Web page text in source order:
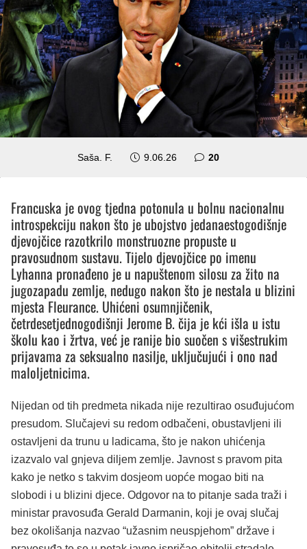
Saša. F. 9.06.26 20komentara
Francuska je ovog tjedna potonula u bolnu nacionalnu
introspekciju nakon što je ubojstvo jedanaestogodišnje
djevojčice razotkrilo monstruozne propuste u
pravosudnom sustavu. Tijelo djevojčice po imenu
Lyhanna pronađeno je u napuštenom silosu za žito na
jugozapadu zemlje, nedugo nakon što je nestala u blizini
mjesta Fleurance. Uhićeni osumnjičenik,
četrdesetjednogodišnji Jerome B. čija je kći išla u istu
školu kao i žrtva, već je ranije bio suočen s višestrukim
prijavama za seksualno nasilje, uključujući i ono nad
maloljetnicima.
Nijedan od tih predmeta nikada nije rezultirao osuđujućom
presudom. Slučajevi su redom odbačeni, obustavljeni ili
ostavljeni da trunu u ladicama, što je nakon uhićenja
izazvalo val gnjeva diljem zemlje. Javnost s pravom pita
kako je netko s takvim dosjeom uopće mogao biti na
slobodi i u blizini djece. Odgovor na to pitanje sada traži i
ministar pravosuđa Gerald Darmanin, koji je ovaj slučaj
bez okolišanja nazvao “užasnim neuspjehom” države i